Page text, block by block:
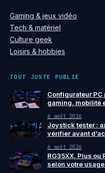
Gaming & jeux vidéo
Tech & matériel
Culture geek
Loisirs & hobbies
TOUT JUSTE PUBLIÉ
Configurateur PC
gaming, mobilité
6 août 2026
Joystick tester :
vérifier avant
6 août 2026
RG35XX, Plus
selon votre usage